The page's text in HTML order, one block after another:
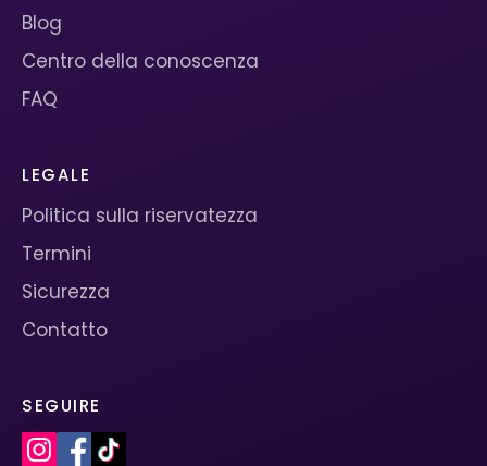
Blog
Centro della conoscenza
FAQ
LEGALE
Politica sulla riservatezza
Termini
Sicurezza
Contatto
SEGUIRE